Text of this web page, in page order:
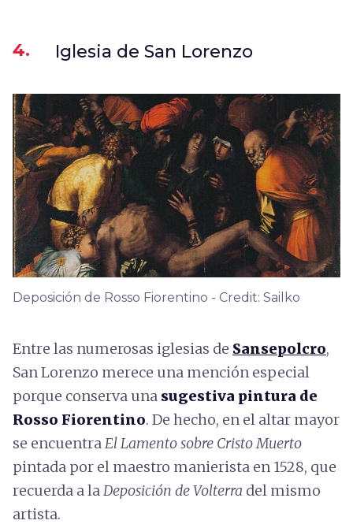
4. Iglesia de San Lorenzo
Deposición de Rosso Fiorentino - Credit: Sailko
Entre las numerosas iglesias de Sansepolcro,
San Lorenzo merece una mención especial
porque conserva una sugestiva pintura de
Rosso Fiorentino. De hecho, en el altar mayor
se encuentraEl Lamento sobre Cristo Muerto
pintada por el maestro manierista en 1528, que
recuerda a laDeposición de Volterra del mismo
artista.